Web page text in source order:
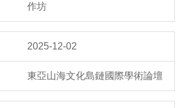
作坊
2025-12-02
東亞山海文化島鏈國際學術論壇